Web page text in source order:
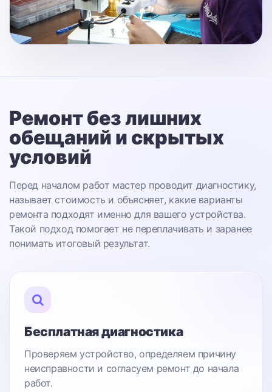
Ремонт без лишних
обещаний и скрытых
условий
Перед началом работ мастер проводит диагностику,
называет стоимость и объясняет, какие варианты
ремонта подходят именно для вашего устройства.
Такой подход помогает не переплачивать и заранее
понимать итоговый результат.
Бесплатная диагностика
Проверяем устройство, определяем причину
неисправности и согласуем ремонт до начала
работ.